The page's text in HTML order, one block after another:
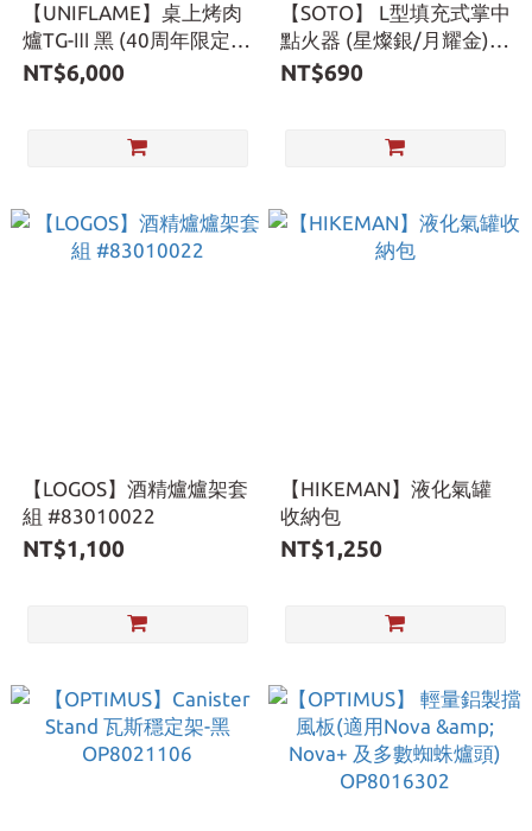
【UNIFLAME】桌上烤肉
爐TG-Ⅲ 黑 (40周年限定
版) U614976 烤肉爐 燒烤
NT$6,000
【SOTO】 L型填充式掌中
點火器 (星燦銀/月耀金)
ST-A486限定系列
NT$690
【LOGOS】酒精爐爐架套
組 #83010022
NT$1,100
【HIKEMAN】液化氣罐
收納包
NT$1,250